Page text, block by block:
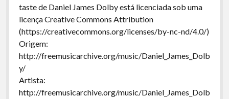
taste de Daniel James Dolby está licenciada sob uma
licença Creative Commons Attribution
(https://creativecommons.org/licenses/by-nc-nd/4.0/)
Origem:
http://freemusicarchive.org/music/Daniel_James_Dolb
y/
Artista:
http://freemusicarchive.org/music/Daniel_James_Dolb